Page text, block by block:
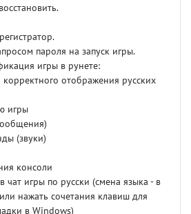
пароля на запуск игры.
игры в рунете:
отображения русских
игры
(звуки)
консоли
чат игры по русски (смена языка - в
нажать сочетания клавиш для
в Windows)